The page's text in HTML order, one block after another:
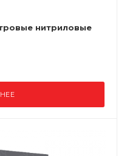
нитриловые